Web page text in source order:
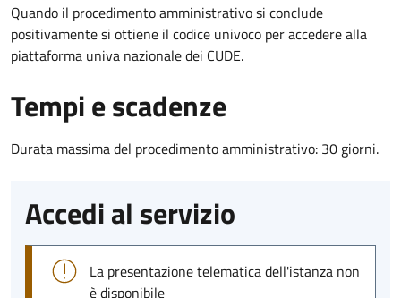
Quando il procedimento amministrativo si conclude
positivamente si ottiene il codice univoco per accedere alla
piattaforma univa nazionale dei CUDE.
Tempi e scadenze
Durata massima del procedimento amministrativo: 30 giorni.
Accedi al servizio
La presentazione telematica dell'istanza non
è disponibile